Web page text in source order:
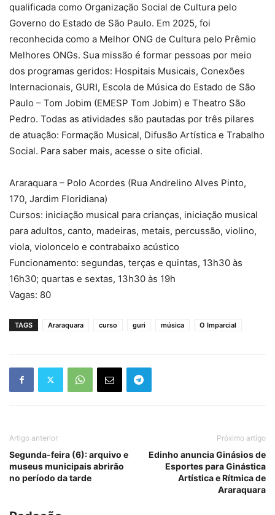
qualificada como Organização Social de Cultura pelo
Governo do Estado de São Paulo. Em 2025, foi
reconhecida como a Melhor ONG de Cultura pelo Prêmio
Melhores ONGs. Sua missão é formar pessoas por meio
dos programas geridos: Hospitais Musicais, Conexões
Internacionais, GURI, Escola de Música do Estado de São
Paulo – Tom Jobim (EMESP Tom Jobim) e Theatro São
Pedro. Todas as atividades são pautadas por três pilares
de atuação: Formação Musical, Difusão Artística e Trabalho
Social. Para saber mais, acesse o site oficial.
Araraquara – Polo Acordes (Rua Andrelino Alves Pinto,
170, Jardim Floridiana)
Cursos: iniciação musical para crianças, iniciação musical
para adultos, canto, madeiras, metais, percussão, violino,
viola, violoncelo e contrabaixo acústico
Funcionamento: segundas, terças e quintas, 13h30 às
16h30; quartas e sextas, 13h30 às 19h
Vagas: 80
TAGS Araraquara curso guri música O Imparcial
Artigo anterior
Segunda-feira (6): arquivo e
museus municipais abrirão
no período da tarde
Próximo artigo
Edinho anuncia Ginásios de
Esportes para Ginástica
Artística e Rítmica de
Araraquara